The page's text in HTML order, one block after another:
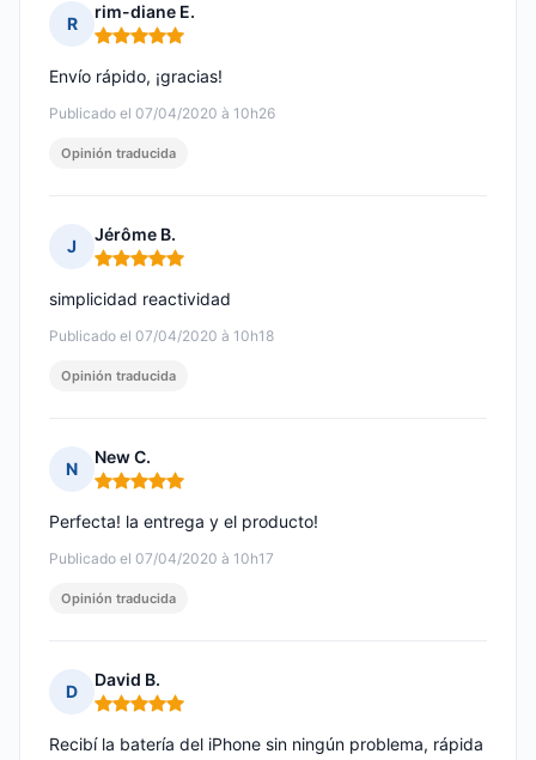
R
rim-diane E.
Nota: 5 de 5
Publicado el 07/04/2020 à 10h26
Envío rápido, ¡gracias!
Opinión traducida
J
Jérôme B.
Nota: 5 de 5
Publicado el 07/04/2020 à 10h18
simplicidad reactividad
Opinión traducida
N
New C.
Nota: 5 de 5
Publicado el 07/04/2020 à 10h17
Perfecta! la entrega y el producto!
Opinión traducida
D
David B.
Nota: 5 de 5
Recibí la batería del iPhone sin ningún problema, rápida